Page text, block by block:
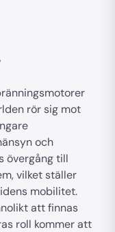
rör sig mot
och
övergång till
vilket ställer
mobilitet.
att finnas
roll kommer att